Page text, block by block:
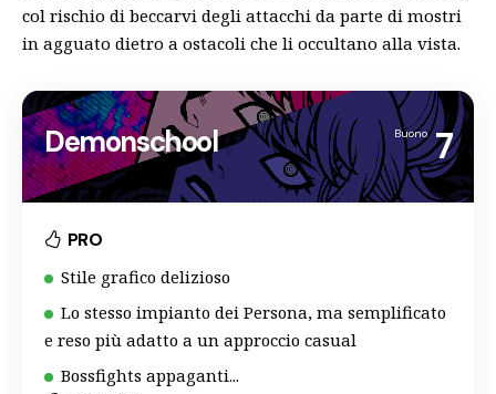
col rischio di beccarvi degli attacchi da parte di mostri
in agguato dietro a ostacoli che li occultano alla vista.
Demonschool Buono 7
PRO
Stile grafico delizioso
Lo stesso impianto dei Persona, ma semplificato
e reso più adatto a un approccio casual
Bossfights appaganti...